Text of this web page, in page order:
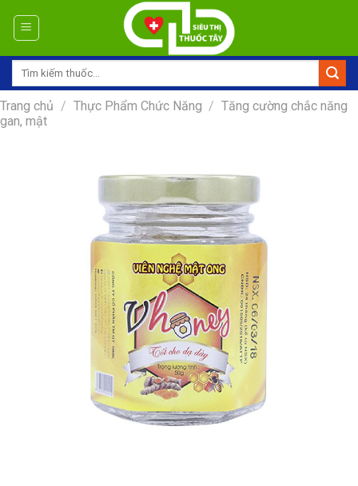
Tìm
Trang chủ / Thực Phẩm Chức Năng / Tăng cường chắc năng
gan, mật